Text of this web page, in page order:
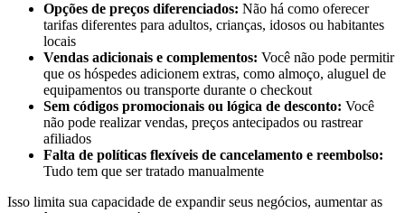
Opções de preços diferenciados: Não há como oferecer
tarifas diferentes para adultos, crianças, idosos ou habitantes
locais
Vendas adicionais e complementos: Você não pode permitir
que os hóspedes adicionem extras, como almoço, aluguel de
equipamentos ou transporte durante o checkout
Sem códigos promocionais ou lógica de desconto: Você
não pode realizar vendas, preços antecipados ou rastrear
afiliados
Falta de políticas flexíveis de cancelamento e reembolso:
Tudo tem que ser tratado manualmente
Isso limita sua capacidade de expandir seus negócios, aumentar as